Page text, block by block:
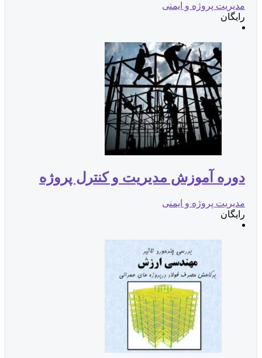
مدیریت پروژه و ایمنی
رایگان
دوره آموزش مدیریت و کنترل پروژه
مدیریت پروژه و ایمنی
رایگان